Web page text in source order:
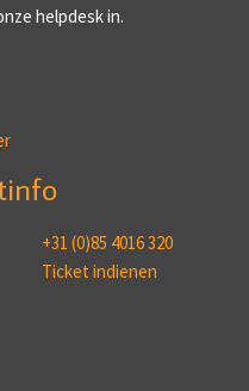
helpdesk in.
+31 (0)85 4016 320
Ticket indienen